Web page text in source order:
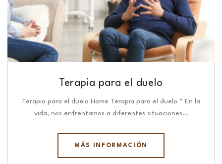
Terapia para el duelo
Terapia para el duelo Home Terapia para el duelo “ En la
vida, nos enfrentamos a diferentes situaciones…
MÁS INFORMACIÓN